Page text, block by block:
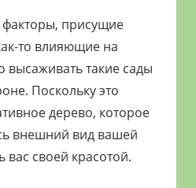
факторы, присущие
то влияющие на
высаживать такие сады
Поскольку это
дерево, которое
внешний вид вашей
вас своей красотой.